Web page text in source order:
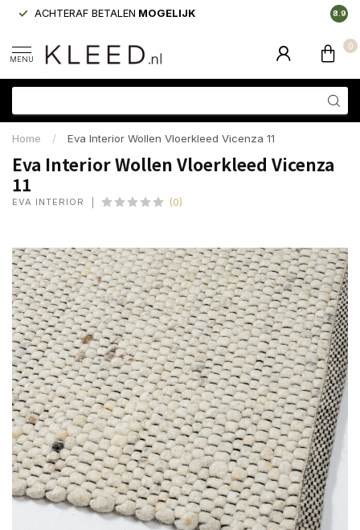
ACHTERAF BETALEN MOGELIJK 8.9
MENU
0
Home / Eva Interior Wollen Vloerkleed Vicenza 11
Eva Interior Wollen Vloerkleed Vicenza
11
EVA INTERIOR (0)